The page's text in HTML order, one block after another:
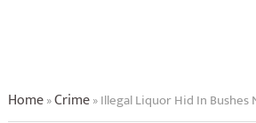
Home»Crime»Illegal Liquor Hid In Bushes